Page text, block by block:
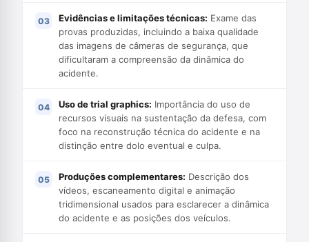
Evidências e limitações técnicas: Exame das
provas produzidas, incluindo a baixa qualidade
das imagens de câmeras de segurança, que
dificultaram a compreensão da dinâmica do
acidente.
Uso de trial graphics: Importância do uso de
recursos visuais na sustentação da defesa, com
foco na reconstrução técnica do acidente e na
distinção entre dolo eventual e culpa.
Produções complementares: Descrição dos
vídeos, escaneamento digital e animação
tridimensional usados para esclarecer a dinâmica
do acidente e as posições dos veículos.